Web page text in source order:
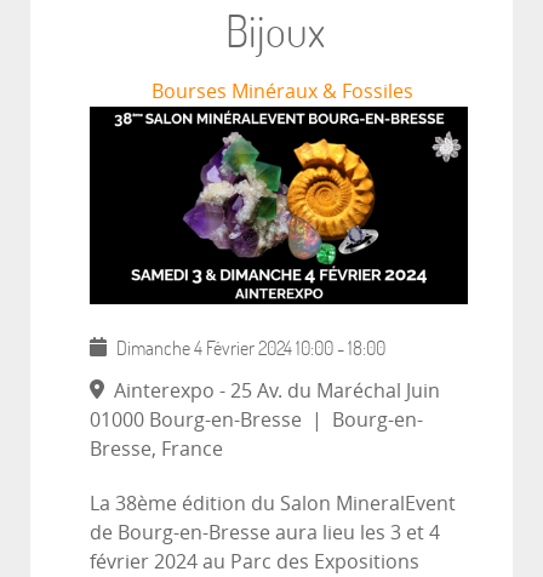
Bijoux
Bourses Minéraux & Fossiles
Dimanche 4 Février 202410:00 -18:00
Ainterexpo - 25 Av. du Maréchal Juin
01000 Bourg-en-Bresse
|
Bourg-en-
Bresse, France
La 38ème édition du Salon MineralEvent
de Bourg-en-Bresse aura lieu les 3 et 4
février 2024 au Parc des Expositions